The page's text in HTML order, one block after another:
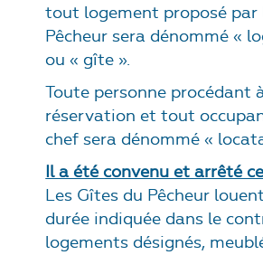
tout logement proposé par
Pêcheur sera dénommé «
ou « gîte ».
Toute personne procédant
réservation et tout
chef sera dénommé «
Il a été convenu et arrêté
Les Gîtes du Pêcheur
durée indiquée dans le
logements désignés,